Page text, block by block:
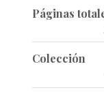
Páginas
Colección